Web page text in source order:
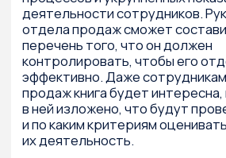
когда Компания реализовывала проект
застройки Заозерного микрорайона, она
внедрила новую культуру строительства
и практически перекроила региональный
рынок. Основной акцент был сделан
на использование нестандартных для
региональных компаний маркетинговых
стратегий и инструментов. Многие из этих
инструментов были впоследствии
использованы в различных городах, в том
числе и миллионниках. За те годы, что
я занимался этим проектом в качестве
консультанта, я в какой-то степени сроднился
с клиентом, что не могло не сказаться